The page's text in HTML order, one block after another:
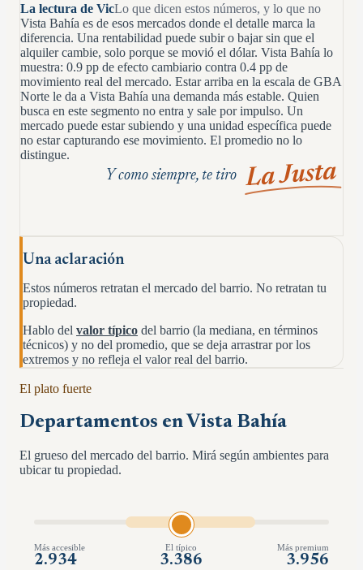
La lectura de VicLo que dicen estos números, y lo que no
Vista Bahía es de esos mercados donde el detalle marca la
diferencia. Una rentabilidad puede subir o bajar sin que el
alquiler cambie, solo porque se movió el dólar. Vista Bahía lo
muestra: 0.9 pp de efecto cambiario contra 0.4 pp de
movimiento real del mercado. Estar arriba en la escala de GBA
Norte le da a Vista Bahía una demanda más estable. Quien
busca en este segmento no entra y sale por impulso. Un
mercado puede estar subiendo y una unidad específica puede
no estar capturando ese movimiento. El promedio no lo
distingue.
Y como siempre, te tiro La Justa
Una aclaración
Estos números retratan el mercado del barrio. No retratan tu
propiedad.
Hablo del valor típico del barrio (la mediana, en términos
técnicos) y no del promedio, que se deja arrastrar por los
extremos y no refleja el valor real del barrio.
El plato fuerte
Departamentos en Vista Bahía
El grueso del mercado del barrio. Mirá según ambientes para
ubicar tu propiedad.
Más accesible
2.934
El típico
3.386
Más premium
3.956